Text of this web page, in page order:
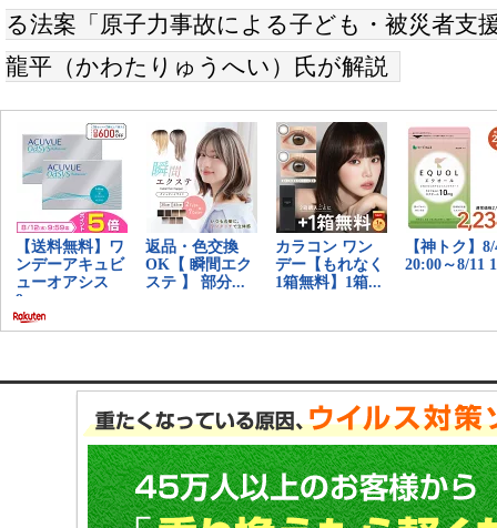
る法案「原子力事故による子ども・被災者支
龍平（かわたりゅうへい）氏が解説